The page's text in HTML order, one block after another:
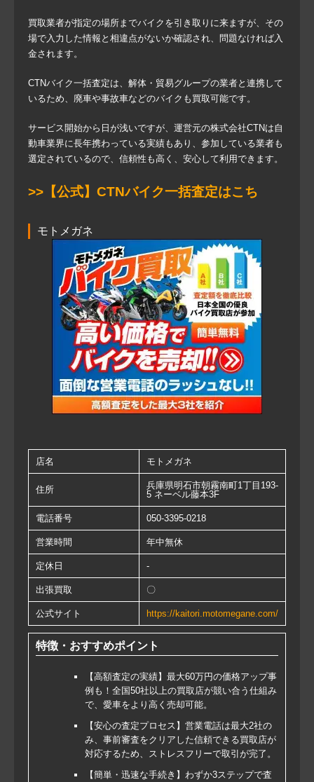
買取業者が指定の場所までバイクを引き取りに来ますが、その
場で入力した情報と相違点がないか確認され、問題なければ入
金されます。
CTNバイク一括査定は、解体・貿易グループの業者と連携して
いるため、廃車や事故車などのバイクも買取可能です。
サービス開始から日が浅いですが、運営元の株式会社CTNは自
動車業界に長年携わっている実績もあり、参加している業者も
選定されているので、信頼性も高く、安心して利用できます。
>>【公式】CTNバイク一括査定はこち
モトメガネ
店名 モトメガネ
住所
兵庫県明石市朝霧南町1丁目193-
5 ネーベル藤本3F
電話番号 050-3395-0218
営業時間 年中無休
定休日 -
出張買取 〇
公式サイト https://kaitori.motomegane.com/
特徴・おすすめポイント
【高額査定の実績】最大60万円の価格アップ事
例も！全国50社以上の買取店が競い合う仕組み
で、愛車をより高く売却可能。
【安心の査定プロセス】営業電話は最大2社の
み、事前審査をクリアした信頼できる買取店が
対応するため、ストレスフリーで取引が完了。
【簡単・迅速な手続き】わずか3ステップで査